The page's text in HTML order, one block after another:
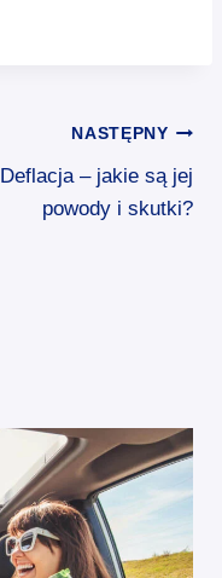
NASTĘPNY
Deflacja – jakie są jej
powody i skutki?